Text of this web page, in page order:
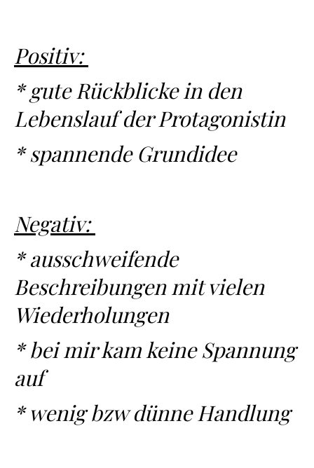
Positiv:
* gute Rückblicke in den
Lebenslauf der Protagonistin
* spannende Grundidee
Negativ:
* ausschweifende
Beschreibungen mit vielen
Wiederholungen
* bei mir kam keine Spannung
auf
* wenig bzw dünne Handlung